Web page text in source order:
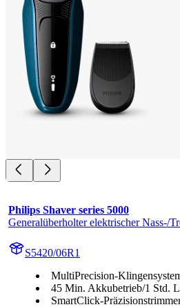
Philips Shaver series 5000
Generalüberholter elektrischer Nass-/
S5420/06R1
MultiPrecision-
45 Min. Akkubetrieb/1 Std.
SmartClick-